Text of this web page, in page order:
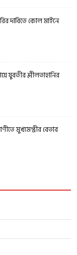
দাবিতে কোল মাইনে
যুবতীর শ্লীলতাহানির
মুখ্যমন্ত্রীর বেতার